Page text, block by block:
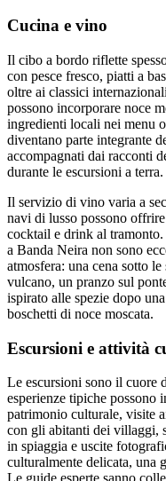
Cucina e vino
Il cibo a bordo riflette
con pesce fresco, piatti a
oltre ai classici
possono incorporare noce
ingredienti locali nei menu
diventano parte integrante
accompagnati dai racconti
durante le escursioni a terra.
Il servizio di vino varia a
navi di lusso possono
cocktail e drink al
a Banda Neira non sono
atmosfera: una cena sotto
vulcano, un pranzo sul
ispirato alle spezie dopo
boschetti di noce moscata.
Escursioni e attività
Le escursioni sono il cuore
esperienze tipiche possono
patrimonio culturale, visite
con gli abitanti dei villaggi,
in spiaggia e uscite
culturalmente delicata, una